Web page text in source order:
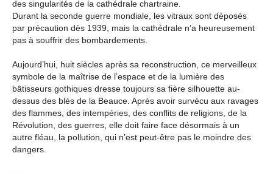
des singularités de la cathédrale chartraine.
Durant la seconde guerre mondiale, les vitraux sont déposés
par précaution dès 1939, mais la cathédrale n’a heureusement
pas à souffrir des bombardements.
Aujourd’hui, huit siècles après sa reconstruction, ce merveilleux
symbole de la maîtrise de l’espace et de la lumière des
bâtisseurs gothiques dresse toujours sa fière silhouette au-
dessus des blés de la Beauce. Après avoir survécu aux ravages
des flammes, des intempéries, des conflits de religions, de la
Révolution, des guerres, elle doit faire face désormais à un
autre fléau, la pollution, qui n’est peut-être pas le moindre des
dangers.